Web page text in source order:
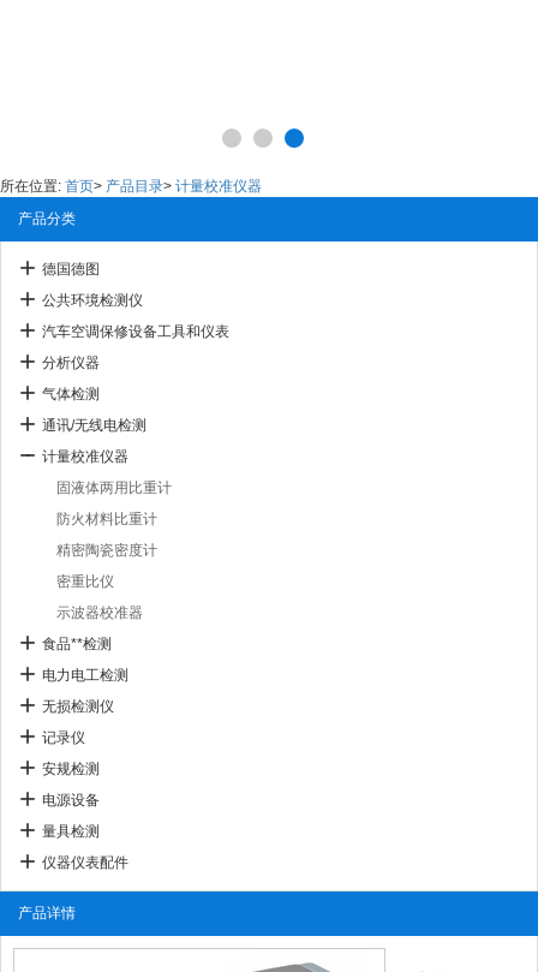
所在位置: 首页> 产品目录> 计量校准仪器
产品分类
德国德图
公共环境检测仪
汽车空调保修设备工具和仪表
分析仪器
气体检测
通讯/无线电检测
计量校准仪器
固液体两用比重计
防火材料比重计
精密陶瓷密度计
密重比仪
示波器校准器
食品**检测
电力电工检测
无损检测仪
记录仪
安规检测
电源设备
量具检测
仪器仪表配件
产品详情